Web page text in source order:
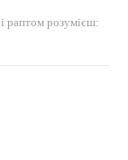
раптом розумієш: